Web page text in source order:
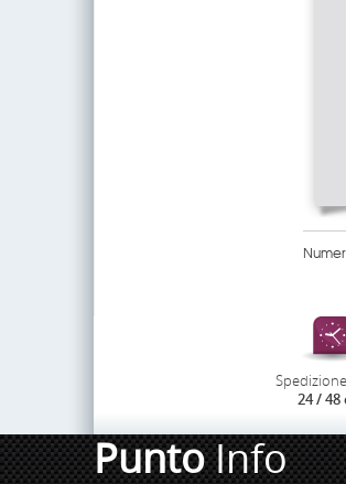
24 / 48
PuntoInfo